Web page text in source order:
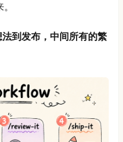
到发布，中间所有的繁